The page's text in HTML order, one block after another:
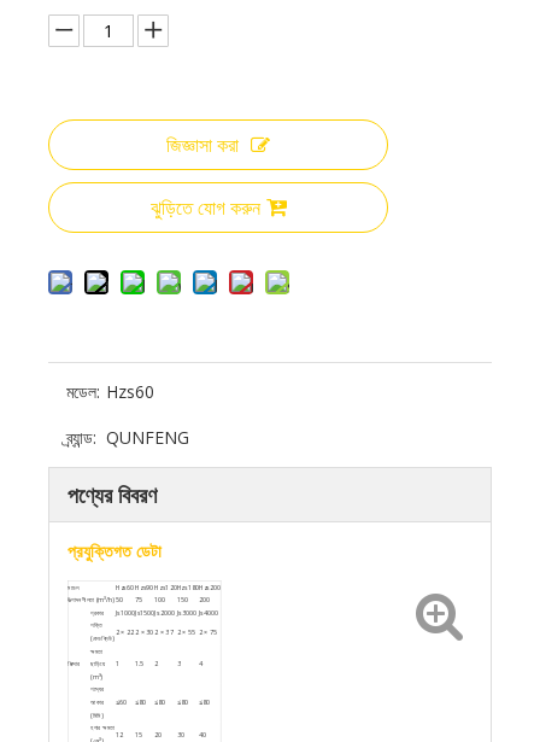
জিজ্ঞাসা করা
ঝুড়িতে যোগ করুন
মডেল: Hzs60
ব্র্যান্ড: QUNFENG
পণ্যের বিবরণ
প্রযুক্তিগত ডেটা
মডেল Hzs60Hzs90Hzs120Hzs180Hzs200
উত্পাদনশীলতা (m³/h)50 75 100 150 200
মিক্সার
প্রকার Js1000Js1500Js2000 Js3000 Js4000
শক্তি
(কেডব্লিউ)
2 × 22 2 × 30 2 × 37 2 × 55 2 × 75
ক্ষমতা
ছাড়িয়ে
(m³)
1 1.5 2 3 4
শস্যের
আকার
(মিমি)
≤60 ≤80 ≤80 ≤80 ≤80
হপার ক্ষমতা
(এম³)
12 15 20 30 40